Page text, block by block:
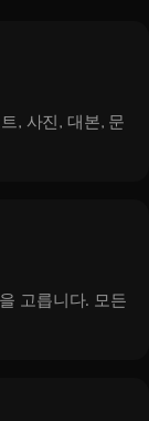
, 사진, 대본, 문
고릅니다. 모든